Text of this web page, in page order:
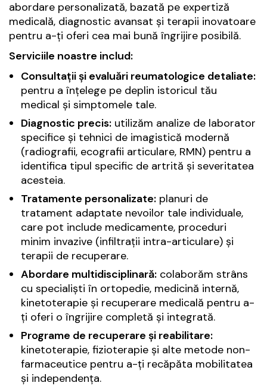
abordare personalizată, bazată pe expertiză
medicală, diagnostic avansat și terapii inovatoare
pentru a-ți oferi cea mai bună îngrijire posibilă.
Serviciile noastre includ:
Consultații și evaluări reumatologice detaliate:
pentru a înțelege pe deplin istoricul tău
medical și simptomele tale.
Diagnostic precis: utilizăm analize de laborator
specifice și tehnici de imagistică modernă
(radiografii, ecografii articulare, RMN) pentru a
identifica tipul specific de artrită și severitatea
acesteia.
Tratamente personalizate: planuri de
tratament adaptate nevoilor tale individuale,
care pot include medicamente, proceduri
minim invazive (infiltrații intra-articulare) și
terapii de recuperare.
Abordare multidisciplinară: colaborăm strâns
cu specialiști în ortopedie, medicină internă,
kinetoterapie și recuperare medicală pentru a-
ți oferi o îngrijire completă și integrată.
Programe de recuperare și reabilitare:
kinetoterapie, fizioterapie și alte metode non-
farmaceutice pentru a-ți recăpăta mobilitatea
și independența.